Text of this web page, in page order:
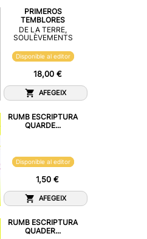
PRIMEROS
TEMBLORES
DE LA TERRE,
SOULÈVEMENTS
Disponible al editor
18,00 €
AFEGEIX
RUMB ESCRIPTURA
QUARDE...
Disponible al editor
1,50 €
AFEGEIX
RUMB ESCRIPTURA
QUADER...